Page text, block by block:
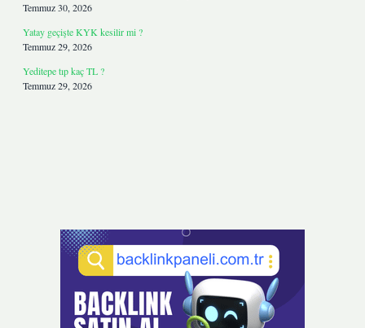
Temmuz 30, 2026
Yatay geçişte KYK kesilir mi ?
Temmuz 29, 2026
Yeditepe tıp kaç TL ?
Temmuz 29, 2026